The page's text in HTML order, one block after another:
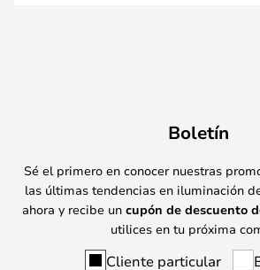
Boletín
Sé el primero en conocer nuestras
las últimas tendencias en iluminación
ahora y recibe un cupón de descuento
utilices en tu próxima
Cliente particular